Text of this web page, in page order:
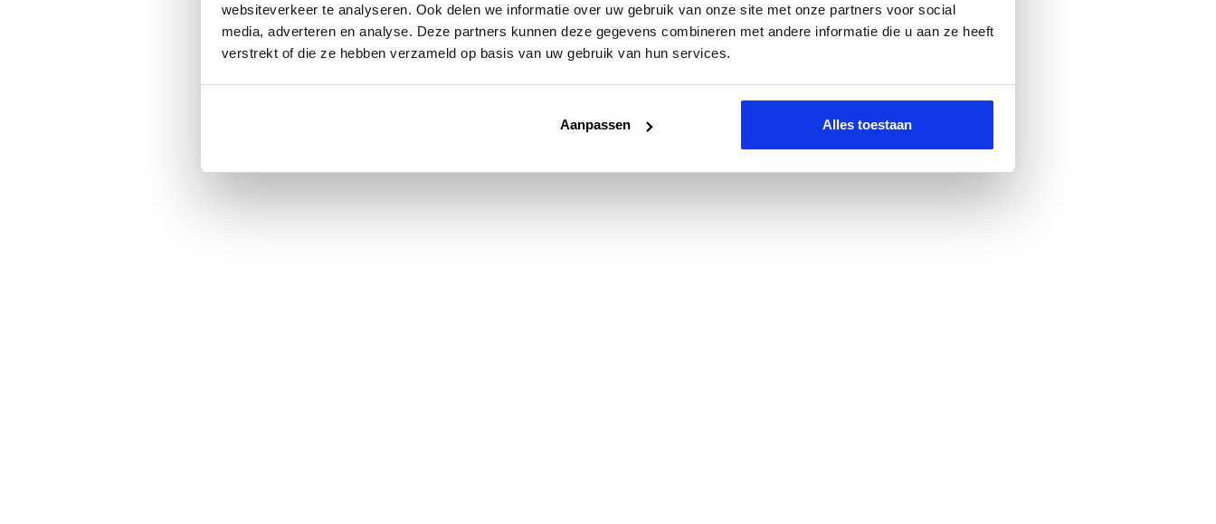
websiteverkeer te analyseren. Ook delen we informatie over uw gebruik van onze site met onze partners voor social
media, adverteren en analyse. Deze partners kunnen deze gegevens combineren met andere informatie die u aan ze heeft
verstrekt of die ze hebben verzameld op basis van uw gebruik van hun services.
Aanpassen Alles toestaan